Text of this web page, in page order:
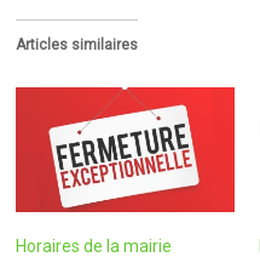
Articles similaires
Horaires de la mairie